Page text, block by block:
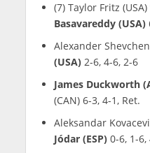
(7) Taylor Fritz (USA)
Basavareddy (USA)
Alexander
(USA)2-6, 4-6, 2-6
James Duckworth
(CAN) 6-3, 4-1, Ret.
Aleksandar
Jódar (ESP)0-6, 1-6,